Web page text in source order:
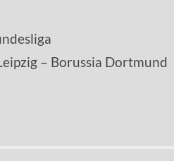
– Borussia Dortmund